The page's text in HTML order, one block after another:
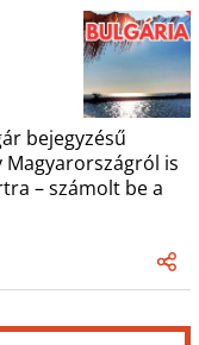
bejegyzésű
is
– számolt be a